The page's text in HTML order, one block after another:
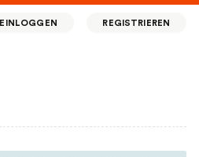
EINLOGGEN REGISTRIEREN